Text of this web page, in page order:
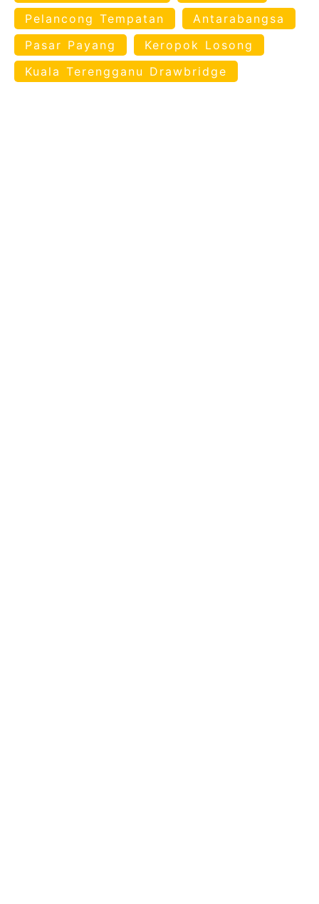
Pelancong Tempatan
Antarabangsa
Pasar Payang
Keropok Losong
Kuala Terengganu Drawbridge